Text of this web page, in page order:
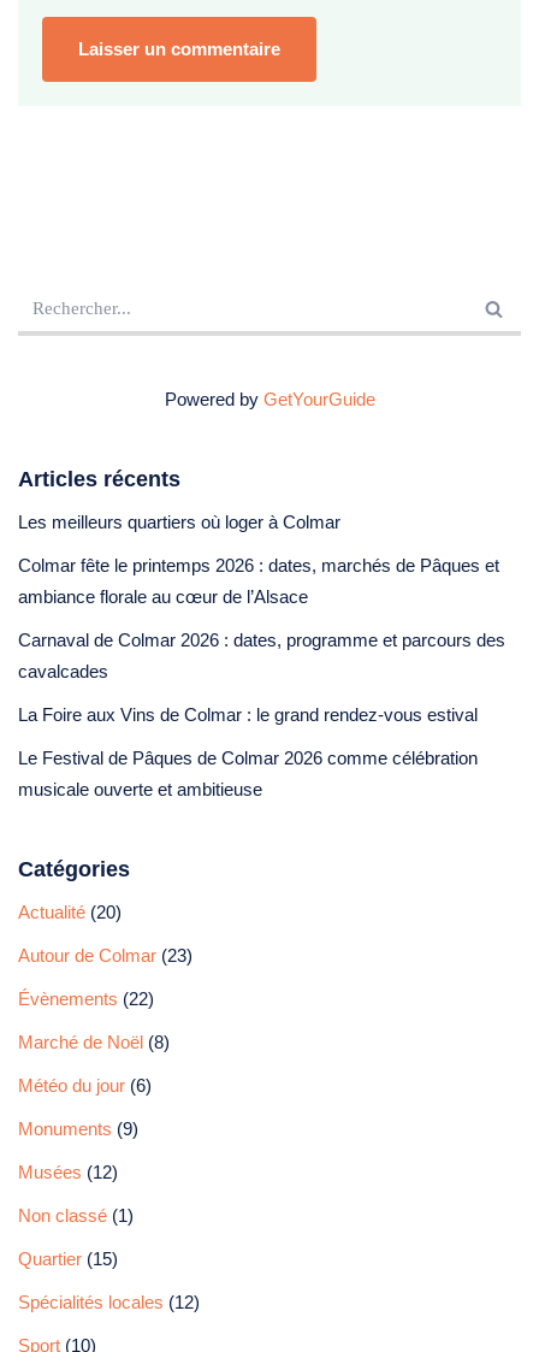
Powered by GetYourGuide
Articles récents
Les meilleurs quartiers où loger à Colmar
Colmar fête le printemps 2026 : dates, marchés de Pâques et
ambiance florale au cœur de l’Alsace
Carnaval de Colmar 2026 : dates, programme et parcours des
cavalcades
La Foire aux Vins de Colmar : le grand rendez-vous estival
Le Festival de Pâques de Colmar 2026 comme célébration
musicale ouverte et ambitieuse
Catégories
Actualité (20)
Autour de Colmar (23)
Évènements (22)
Marché de Noël (8)
Météo du jour (6)
Monuments (9)
Musées (12)
Non classé (1)
Quartier (15)
Spécialités locales (12)
Sport (10)